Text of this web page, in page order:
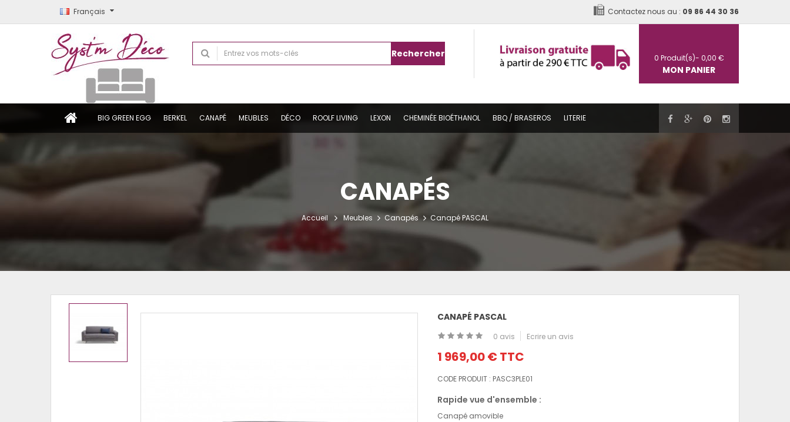
Français Contactez nous au : 09 86 44 30 36
Rechercher 0 Produit(s)- 0,00 €
MON PANIER
BIG GREEN EGG BERKEL CANAPÉ MEUBLES DÉCO ROOLF LIVING LEXON CHEMINÉE BIOÉTHANOL BBQ / BRASEROS LITERIE
CANAPÉS
Accueil Meubles Canapés Canapé PASCAL
CANAPÉ PASCAL
0 avis Ecrire un avis
1 969,00 € TTC
CODE PRODUIT : PASC3PLE01
Rapide vue d'ensemble :
Canapé amovible